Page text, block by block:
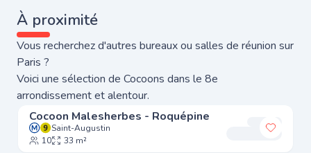
À proximité
Vous recherchez d'autres bureaux ou salles de réunion sur
Paris ?
Voici une sélection de Cocoons dans le 8e
arrondissement et alentour.
Cocoon Malesherbes - Roquépine
Saint-Augustin
10
33 m²